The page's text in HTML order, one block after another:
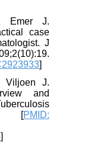
Emer J.
case
J
Viljoen J.
and
35. [PMID: